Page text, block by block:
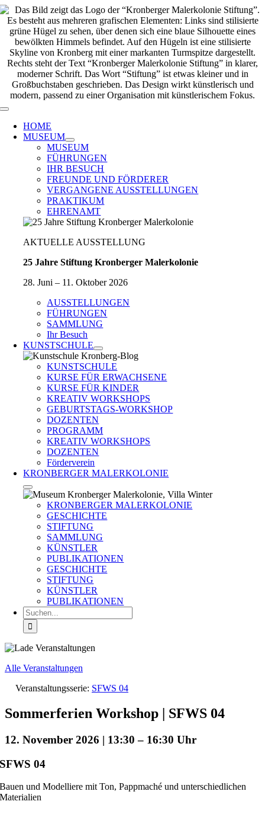
Zum
Inhalt
springen
Toggle
Navigation
HOME
MUSEUM
MUSEUM
FÜHRUNGEN
IHR BESUCH
FREUNDE UND FÖRDERER
VERGANGENE AUSSTELLUNGEN
PRAKTIKUM
EHRENAMT
AKTUELLE AUSSTELLUNG
25 Jahre Stiftung Kronberger Malerkolonie
28. Juni – 11. Oktober 2026
AUSSTELLUNGEN
FÜHRUNGEN
SAMMLUNG
Ihr Besuch
KUNSTSCHULE
KUNSTSCHULE
KURSE FÜR ERWACHSENE
KURSE FÜR KINDER
KREATIV WORKSHOPS
GEBURTSTAGS-WORKSHOP
DOZENTEN
PROGRAMM
KREATIV WORKSHOPS
DOZENTEN
Förderverein
KRONBERGER MALERKOLONIE
KRONBERGER MALERKOLONIE
GESCHICHTE
STIFTUNG
SAMMLUNG
KÜNSTLER
PUBLIKATIONEN
GESCHICHTE
STIFTUNG
KÜNSTLER
PUBLIKATIONEN
Suche
nach:
Alle Veranstaltungen
Veranstaltungsserie: SFWS 04
Sommerferien Workshop | SFWS 04
12. November 2026 | 13:30 – 16:30
SFWS 04
Bauen und Modelliere mit Ton, Pappmaché und unterschiedlichen
Materialien